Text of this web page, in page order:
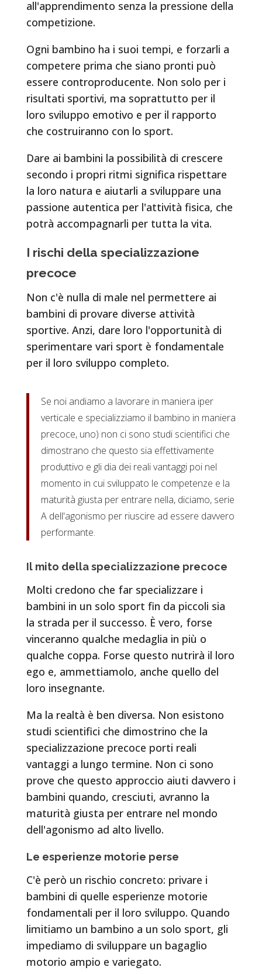
all'apprendimento senza la pressione della
competizione.
Ogni bambino ha i suoi tempi, e forzarli a
competere prima che siano pronti può
essere controproducente. Non solo per i
risultati sportivi, ma soprattutto per il
loro sviluppo emotivo e per il rapporto
che costruiranno con lo sport.
Dare ai bambini la possibilità di crescere
secondo i propri ritmi significa rispettare
la loro natura e aiutarli a sviluppare una
passione autentica per l'attività fisica, che
potrà accompagnarli per tutta la vita.
I rischi della specializzazione
precoce
Non c'è nulla di male nel permettere ai
bambini di provare diverse attività
sportive. Anzi, dare loro l'opportunità di
sperimentare vari sport è fondamentale
per il loro sviluppo completo.
Se noi andiamo a lavorare in maniera iper
verticale e specializziamo il bambino in maniera
precoce, uno) non ci sono studi scientifici che
dimostrano che questo sia effettivamente
produttivo e gli dia dei reali vantaggi poi nel
momento in cui sviluppato le competenze e la
maturità giusta per entrare nella, diciamo, serie
A dell'agonismo per riuscire ad essere davvero
performante.
Il mito della specializzazione precoce
Molti credono che far specializzare i
bambini in un solo sport fin da piccoli sia
la strada per il successo. È vero, forse
vinceranno qualche medaglia in più o
qualche coppa. Forse questo nutrirà il loro
ego e, ammettiamolo, anche quello del
loro insegnante.
Ma la realtà è ben diversa. Non esistono
studi scientifici che dimostrino che la
specializzazione precoce porti reali
vantaggi a lungo termine. Non ci sono
prove che questo approccio aiuti davvero i
bambini quando, cresciuti, avranno la
maturità giusta per entrare nel mondo
dell'agonismo ad alto livello.
Le esperienze motorie perse
C'è però un rischio concreto: privare i
bambini di quelle esperienze motorie
fondamentali per il loro sviluppo. Quando
limitiamo un bambino a un solo sport, gli
impediamo di sviluppare un bagaglio
motorio ampio e variegato.